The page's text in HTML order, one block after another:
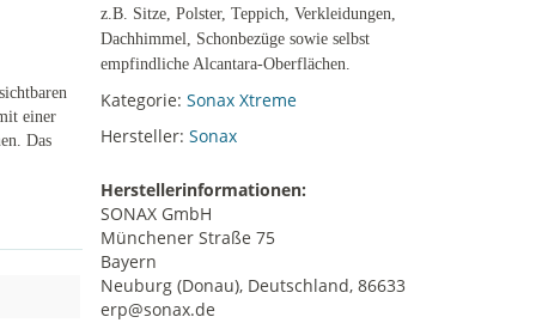
z.B. Sitze, Polster, Teppich, Verkleidungen,
Dachhimmel, Schonbezüge sowie selbst
empfindliche Alcantara-Oberflächen.
Kategorie: Sonax Xtreme
Hersteller: Sonax
Herstellerinformationen:
SONAX GmbH
Münchener Straße 75
Bayern
Neuburg (Donau), Deutschland, 86633
erp@sonax.de
einer
Das